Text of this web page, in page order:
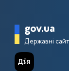
gov.ua
Державні